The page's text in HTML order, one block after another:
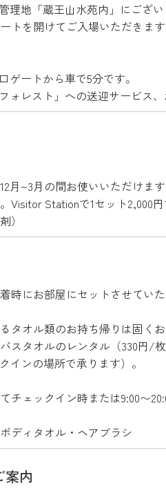
管理地「蔵王山水苑内」にご
トを開けてご入場いただきま
ゲートから車で5分です。
ォレスト」への送迎サービス
月~3月の間お使いいただけま
Visitor Stationで1セット2,000
）
時にお部屋にセットさせてい
タオル類のお持ち帰りは固く
スタオルのレンタル（330円/
インの場所で承ります）。
チェックイン時または9:00〜
ディタオル・ヘアブラシ
案内